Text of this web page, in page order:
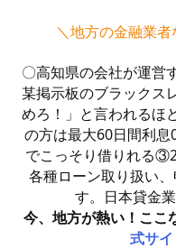
＼地方の金融業者
〇高知県の会社が運営
某掲示板のブラックス
めろ！」と言われるほ
の方は最大60日間利
でこっそり借りれる
各種ローン取り扱い
す。日本貸金
今、地方が熱い！ここ
式サ